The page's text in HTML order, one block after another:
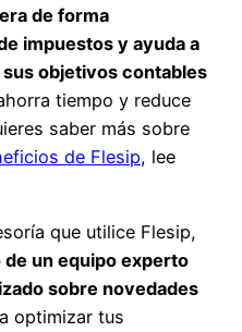
de forma
impuestos y ayuda a
objetivos contables
tiempo y reduce
saber más sobre
de Flesip, lee
que utilice Flesip,
un equipo experto
sobre novedades
optimizar tus